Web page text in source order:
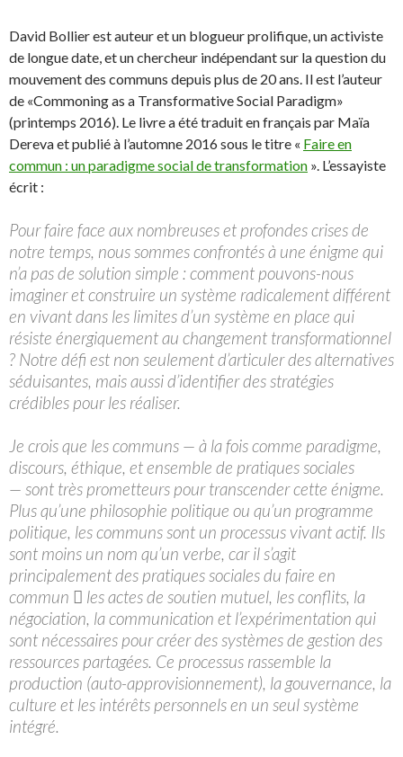
David Bollier est auteur et un blogueur prolifique, un activiste
de longue date, et un chercheur indépendant sur la question du
mouvement des communs depuis plus de 20 ans. Il est l’auteur
de «Commoning as a Transformative Social Paradigm»
(printemps 2016). Le livre a été traduit en français par Maïa
Dereva et publié à l’automne 2016 sous le titre « Faire en
commun : un paradigme social de transformation ». L’essayiste
écrit :
Pour faire face aux nombreuses et profondes crises de
notre temps, nous sommes confrontés à une énigme qui
n’a pas de solution simple : comment pouvons-nous
imaginer et construire un système radicalement différent
en vivant dans les limites d’un système en place qui
résiste énergiquement au changement transformationnel
? Notre défi est non seulement d’articuler des alternatives
séduisantes, mais aussi d’identifier des stratégies
crédibles pour les réaliser.
Je crois que les communs — à la fois comme paradigme,
discours, éthique, et ensemble de pratiques sociales
— sont très prometteurs pour transcender cette énigme.
Plus qu’une philosophie politique ou qu’un programme
politique, les communs sont un processus vivant actif. Ils
sont moins un nom qu’un verbe, car il s’agit
principalement des pratiques sociales du faire en
commun  les actes de soutien mutuel, les conflits, la
négociation, la communication et l’expérimentation qui
sont nécessaires pour créer des systèmes de gestion des
ressources partagées. Ce processus rassemble la
production (auto-approvisionnement), la gouvernance, la
culture et les intérêts personnels en un seul système
intégré.